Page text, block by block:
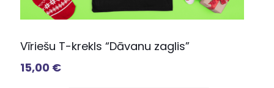
Vīriešu T-krekls “Dāvanu zaglis”
15,00 €